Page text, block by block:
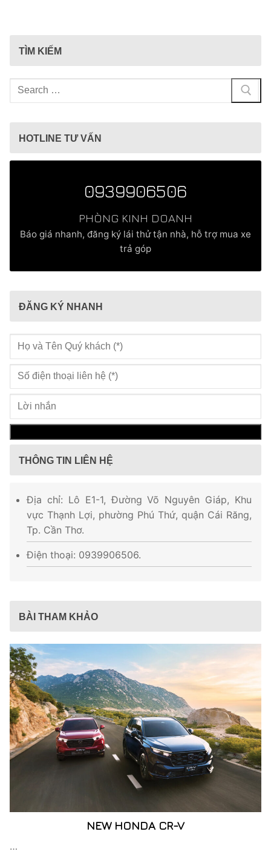
TÌM KIẾM
Tìm
kiếm
HOTLINE TƯ VẤN
0939906506
PHÒNG KINH DOANH
Báo giá nhanh, đăng ký lái thử tận nhà, hỗ trợ mua xe
trả góp
ĐĂNG KÝ NHANH
THÔNG TIN LIÊN HỆ
Địa chỉ: Lô E1-1, Đường Võ Nguyên Giáp, Khu
vực Thạnh Lợi, phường Phú Thứ, quận Cái Răng,
Tp. Cần Thơ.
Điện thoại: 0939906506.
BÀI THAM KHẢO
NEW HONDA CR-V
…